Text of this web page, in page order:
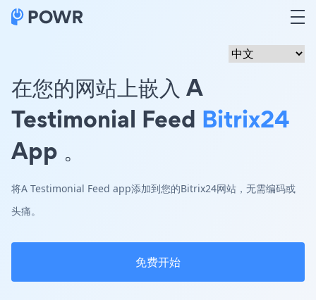
在您的网站上嵌入 A
Testimonial Feed Bitrix24
App 。
将A Testimonial Feed app添加到您的Bitrix24网站，无需编码或
头痛。
免费开始